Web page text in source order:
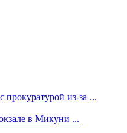
прокуратурой из-за ...
в Микуни ...